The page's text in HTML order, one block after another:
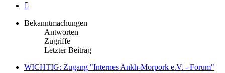
Bekanntmachungen
Antworten
Zugriffe
Letzter Beitrag
WICHTIG: Zugang "Internes Ankh-Morpork e.V. - Forum"